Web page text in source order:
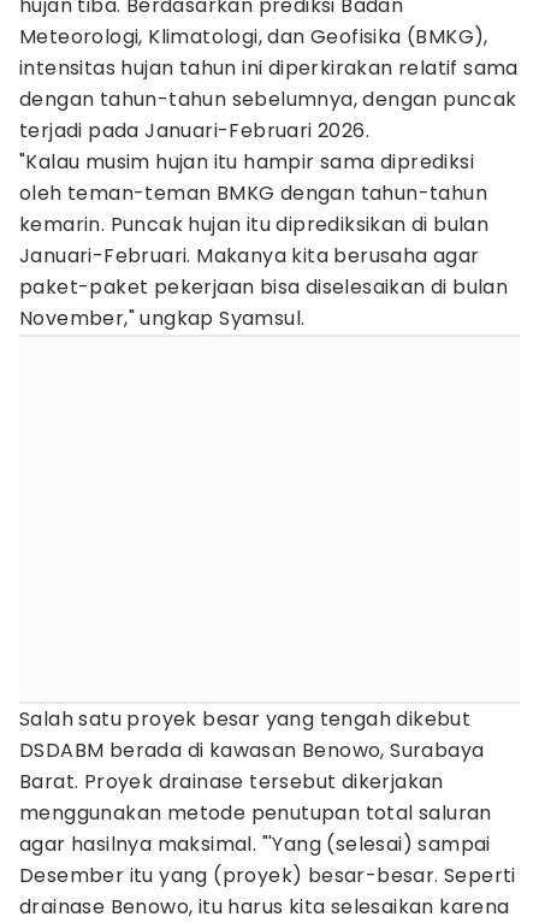
Meteorologi, Klimatologi, dan Geofisika (BMKG),
intensitas hujan tahun ini diperkirakan relatif sama
dengan tahun-tahun sebelumnya, dengan puncak
terjadi pada Januari-Februari 2026.
"Kalau musim hujan itu hampir sama diprediksi
oleh teman-teman BMKG dengan tahun-tahun
kemarin. Puncak hujan itu diprediksikan di bulan
Januari-Februari. Makanya kita berusaha agar
paket-paket pekerjaan bisa diselesaikan di bulan
November," ungkap Syamsul.
Salah satu proyek besar yang tengah dikebut
DSDABM berada di kawasan Benowo, Surabaya
Barat. Proyek drainase tersebut dikerjakan
menggunakan metode penutupan total saluran
agar hasilnya maksimal. "'Yang (selesai) sampai
Desember itu yang (proyek) besar-besar. Seperti
drainase Benowo, itu harus kita selesaikan karena